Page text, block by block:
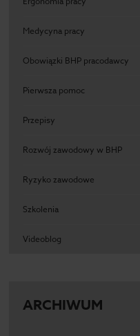
Medycyna pracy
Obowiązki BHP pracodawcy
Pierwsza pomoc
Przepisy
Rozwój zawodowy w BHP
Ryzyko zawodowe
Szkolenia
Videoblog
ARCHIWUM